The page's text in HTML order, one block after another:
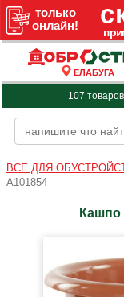
ЕЛАБУГА
107
ВСЕ ДЛЯ
A101854
Кашпо